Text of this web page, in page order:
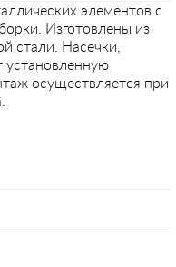
элементов с
Изготовлены из
стали. Насечки,
осуществляется при